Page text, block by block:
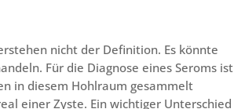
nicht der Definition. Es könnte
Für die Diagnose eines Seroms ist
in diesem Hohlraum gesammelt
einer Zyste. Ein wichtiger Unterschied